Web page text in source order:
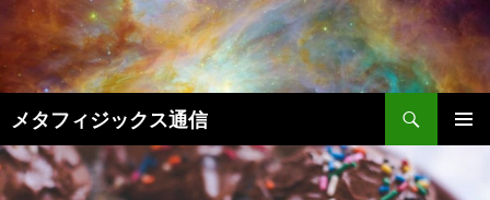
テ
ン
へ
ス
キ
メタフィジックス通信
索